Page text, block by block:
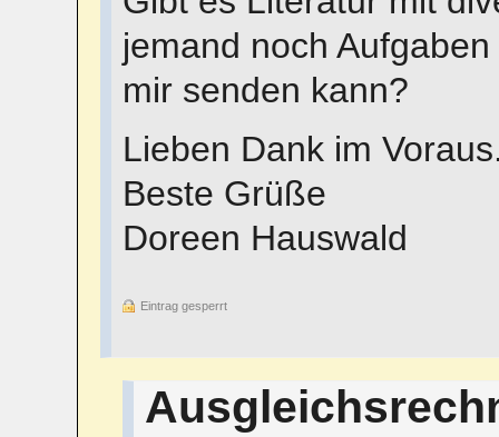
jemand noch
mir senden kann?
Lieben Dank im
Beste Grüße
Doreen Hauswald
Eintrag gesperrt